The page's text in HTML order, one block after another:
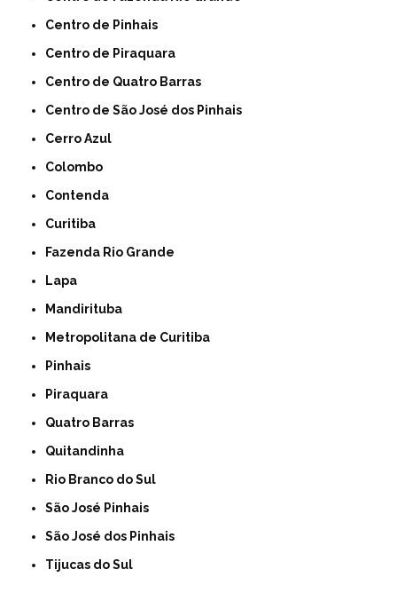
Centro de Pinhais
Centro de Piraquara
Centro de Quatro Barras
Centro de São José dos Pinhais
Cerro Azul
Colombo
Contenda
Curitiba
Fazenda Rio Grande
Lapa
Mandirituba
Metropolitana de Curitiba
Pinhais
Piraquara
Quatro Barras
Quitandinha
Rio Branco do Sul
São José Pinhais
São José dos Pinhais
Tijucas do Sul